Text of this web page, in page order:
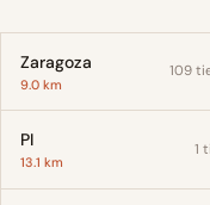
Zaragoza
9.0 km
109
PI
13.1 km
1